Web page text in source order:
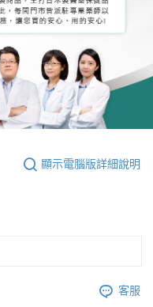
顯示電腦版詳細說明
客服